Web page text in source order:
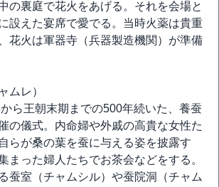
の裏庭で花火をあげる。それを会場と
設えた宴席で愛でる。当時火薬は貴重
花火は軍器寺（兵器製造機関）が準備
ムレ）
ら王朝末期までの500年続いた、養蚕
の儀式。内命婦や外戚の高貴な女性た
らが桑の葉を蚕に与える姿を披露す
まった婦人たちでお茶会などをする。
蚕室（チャムシル）や蚕院洞（チャム